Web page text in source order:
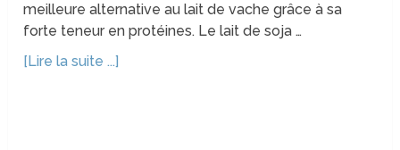
meilleure alternative au lait de vache grâce à sa
forte teneur en protéines. Le lait de soja …
[Lire la suite ...]